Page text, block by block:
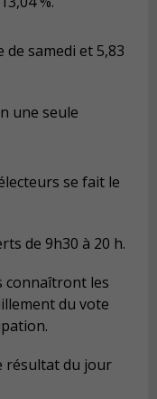
de samedi et 5,83
une seule
se fait le
de 9h30 à 20 h.
connaîtront les
du vote
résultat du jour